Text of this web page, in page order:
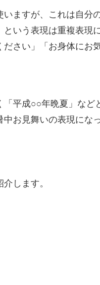
いますが、これは自分
という表現は重複表現
ださい」「お身体にお
平成○○年晩夏」など
中お見舞いの表現に
します。